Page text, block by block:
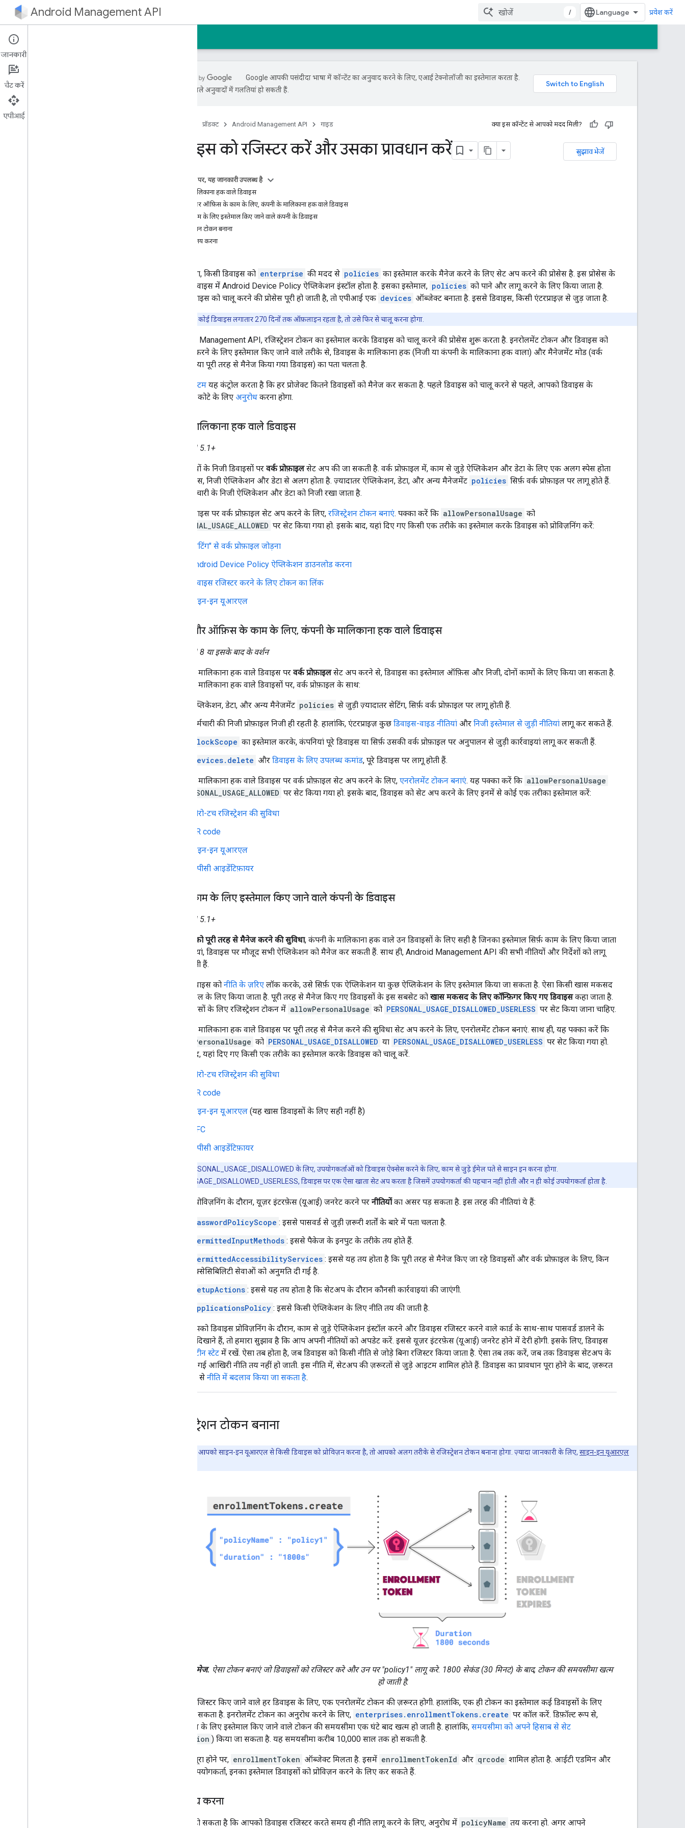
Android Management API / प्रवेश करें
शुरुआती जानकारी
क्विकस्टार्ट
Google आपकी पसंदीदा भाषा में कॉन्टेंट का अनुवाद करने के लिए, एआई टेक्नोलॉजी का इस्तेमाल करता है.
एआई से मिले अनुवादों में गलतियां हो सकती हैं.
प्रॉडक्ट Android Management API गाइड क्या इस कॉन्टेंट से आपको मदद मिली?
सुझाव भेजें
डिवाइस को रजिस्टर करें और उसका प्रावधान करें
इस पेज पर, यह जानकारी उपलब्ध है
निजी मालिकाना हक वाले डिवाइस
निजी और ऑफ़िस के काम के लिए, कंपनी के मालिकाना हक वाले डिवाइस
सिर्फ़ काम के लिए इस्तेमाल किए जाने वाले कंपनी के डिवाइस
रजिस्ट्रेशन टोकन बनाना
नीति तय करना
प्रोविज़निंग, किसी डिवाइस को enterprise की मदद से policies का इस्तेमाल करके मैनेज करने के लिए सेट अप करने की प्रोसेस है. इस प्रोसेस के
दौरान, डिवाइस में Android Device Policy ऐप्लिकेशन इंस्टॉल होता है. इसका इस्तेमाल, policies को पाने और लागू करने के लिए किया जाता है.
अगर डिवाइस को चालू करने की प्रोसेस पूरी हो जाती है, तो एपीआई एक devices ऑब्जेक्ट बनाता है. इससे डिवाइस, किसी एंटरप्राइज़ से जुड़ जाता है.
अगर कोई डिवाइस लगातार 270 दिनों तक ऑफ़लाइन रहता है, तो उसे फिर से चालू करना होगा.
Android Management API, रजिस्ट्रेशन टोकन का इस्तेमाल करके डिवाइस को चालू करने की प्रोसेस शुरू करता है. इनरोलमेंट टोकन और डिवाइस को
सेट अप करने के लिए इस्तेमाल किए जाने वाले तरीके से, डिवाइस के मालिकाना हक (निजी या कंपनी के मालिकाना हक वाला) और मैनेजमेंट मोड (वर्क
प्रोफ़ाइल या पूरी तरह से मैनेज किया गया डिवाइस) का पता चलता है.
कोटा सिस्टम यह कंट्रोल करता है कि हर प्रोजेक्ट कितने डिवाइसों को मैनेज कर सकता है. पहले डिवाइस को चालू करने से पहले, आपको डिवाइस के
शुरुआती कोटे के लिए अनुरोध करना होगा.
निजी मालिकाना हक वाले डिवाइस
Android 5.1+
कर्मचारियों के निजी डिवाइसों पर वर्क प्रोफ़ाइलसेट अप की जा सकती है. वर्क प्रोफ़ाइल में, काम से जुड़े ऐप्लिकेशन और डेटा के लिए एक अलग स्पेस होता
है. यह स्पेस, निजी ऐप्लिकेशन और डेटा से अलग होता है. ज़्यादातर ऐप्लिकेशन, डेटा, और अन्य मैनेजमेंट policies सिर्फ़ वर्क प्रोफ़ाइल पर लागू होते हैं.
वहीं, कर्मचारी के निजी ऐप्लिकेशन और डेटा को निजी रखा जाता है.
निजी डिवाइस पर वर्क प्रोफ़ाइल सेट अप करने के लिए, रजिस्ट्रेशन टोकन बनाएं. पक्का करें कि allowPersonalUsage को
PERSONAL_USAGE_ALLOWED पर सेट किया गया हो. इसके बाद, यहां दिए गए किसी एक तरीके का इस्तेमाल करके डिवाइस को प्रोविज़निंग करें:
"सेटिंग" से वर्क प्रोफ़ाइल जोड़ना
Android Device Policy ऐप्लिकेशन डाउनलोड करना
डिवाइस रजिस्टर करने के लिए टोकन का लिंक
साइन-इन यूआरएल
निजी और ऑफ़िस के काम के लिए, कंपनी के मालिकाना हक वाले डिवाइस
Android 8 या इसके बाद के वर्शन
कंपनी के मालिकाना हक वाले डिवाइस पर वर्क प्रोफ़ाइलसेट अप करने से, डिवाइस का इस्तेमाल ऑफ़िस और निजी, दोनों कामों के लिए किया जा सकता है.
कंपनी के मालिकाना हक वाले डिवाइसों पर, वर्क प्रोफ़ाइल के साथ:
ऐप्लिकेशन, डेटा, और अन्य मैनेजमेंट policies से जुड़ी ज़्यादातर सेटिंग, सिर्फ़ वर्क प्रोफ़ाइल पर लागू होती हैं.
कर्मचारी की निजी प्रोफ़ाइल निजी ही रहती है. हालांकि, एंटरप्राइज़ कुछ डिवाइस-वाइड नीतियां और निजी इस्तेमाल से जुड़ी नीतियां लागू कर सकते हैं.
blockScope का इस्तेमाल करके, कंपनियां पूरे डिवाइस या सिर्फ़ उसकी वर्क प्रोफ़ाइल पर अनुपालन से जुड़ी कार्रवाइयां लागू कर सकती हैं.
devices.delete और डिवाइस के लिए उपलब्ध कमांड, पूरे डिवाइस पर लागू होती हैं.
कंपनी के मालिकाना हक वाले डिवाइस पर वर्क प्रोफ़ाइल सेट अप करने के लिए, एनरोलमेंट टोकन बनाएं. यह पक्का करें कि allowPersonalUsage
PERSONAL_USAGE_ALLOWED पर सेट किया गया हो. इसके बाद, डिवाइस को सेट अप करने के लिए इनमें से कोई एक तरीका इस्तेमाल करें:
ज़ीरो-टच रजिस्ट्रेशन की सुविधा
QR code
साइन-इन यूआरएल
डीपीसी आइडेंटिफ़ायर
सिर्फ़ काम के लिए इस्तेमाल किए जाने वाले कंपनी के डिवाइस
Android 5.1+
डिवाइस को पूरी तरह से मैनेज करने की सुविधा, कंपनी के मालिकाना हक वाले उन डिवाइसों के लिए सही है जिनका इस्तेमाल सिर्फ़ काम के लिए किया जाता
है. कंपनियां, डिवाइस पर मौजूद सभी ऐप्लिकेशन को मैनेज कर सकती हैं. साथ ही, Android Management API की सभी नीतियों और निर्देशों को लागू
कर सकती हैं.
किसी डिवाइस को नीति के ज़रिए लॉक करके, उसे सिर्फ़ एक ऐप्लिकेशन या कुछ ऐप्लिकेशन के लिए इस्तेमाल किया जा सकता है. ऐसा किसी खास मकसद
या इस्तेमाल के लिए किया जाता है. पूरी तरह से मैनेज किए गए डिवाइसों के इस सबसेट को खास मकसद के लिए कॉन्फ़िगर किए गए डिवाइसकहा जाता है.
इन डिवाइसों के लिए रजिस्ट्रेशन टोकन में allowPersonalUsage को PERSONAL_USAGE_DISALLOWED_USERLESS पर सेट किया जाना चाहिए.
कंपनी के मालिकाना हक वाले डिवाइस पर पूरी तरह से मैनेज करने की सुविधा सेट अप करने के लिए, एनरोलमेंट टोकन बनाएं. साथ ही, यह पक्का करें कि
allowPersonalUsage को PERSONAL_USAGE_DISALLOWED या PERSONAL_USAGE_DISALLOWED_USERLESS पर सेट किया गया हो.
इसके बाद, यहां दिए गए किसी एक तरीके का इस्तेमाल करके डिवाइस को चालू करें.
ज़ीरो-टच रजिस्ट्रेशन की सुविधा
QR code
साइन-इन यूआरएल (यह खास डिवाइसों के लिए सही नहीं है)
NFC
डीपीसी आइडेंटिफ़ायर
PERSONAL_USAGE_DISALLOWED के लिए, उपयोगकर्ताओं को डिवाइस ऐक्सेस करने के लिए, काम से जुड़े ईमेल पते से साइन इन करना होगा.
PERSONAL_USAGE_DISALLOWED_USERLESS, डिवाइस पर एक ऐसा खाता सेट अप करता है जिसमें उपयोगकर्ता की पहचान नहीं होती और न ही कोई उपयोगकर्ता होता है.
डिवाइस प्रोविज़निंग के दौरान, यूज़र इंटरफ़ेस (यूआई) जनरेट करने पर नीतियोंका असर पड़ सकता है. इस तरह की नीतियां ये हैं:
PasswordPolicyScope : इससे पासवर्ड से जुड़ी ज़रूरी शर्तों के बारे में पता चलता है.
PermittedInputMethods : इससे पैकेज के इनपुट के तरीके तय होते हैं.
PermittedAccessibilityServices : इससे यह तय होता है कि पूरी तरह से मैनेज किए जा रहे डिवाइसों और वर्क प्रोफ़ाइल के लिए, किन
ऐक्सेसिबिलिटी सेवाओं को अनुमति दी गई है.
SetupActions : इससे यह तय होता है कि सेटअप के दौरान कौनसी कार्रवाइयां की जाएंगी.
ApplicationsPolicy : इससे किसी ऐप्लिकेशन के लिए नीति तय की जाती है.
अगर आपको डिवाइस प्रोविज़निंग के दौरान, काम से जुड़े ऐप्लिकेशन इंस्टॉल करने और डिवाइस रजिस्टर करने वाले कार्ड के साथ-साथ पासवर्ड डालने के
चरण भी दिखाने हैं, तो हमारा सुझाव है कि आप अपनी नीतियों को अपडेट करें. इससे यूज़र इंटरफ़ेस (यूआई) जनरेट होने में देरी होगी. इसके लिए, डिवाइस
क्वारंटीन स्टेट में रखें. ऐसा तब होता है, जब डिवाइस को किसी नीति से जोड़े बिना रजिस्टर किया जाता है. ऐसा तब तक करें, जब तक डिवाइस सेटअप के
लिए चुनी गई आखिरी नीति तय नहीं हो जाती. इस नीति में, सेटअप की ज़रूरतों से जुड़े आइटम शामिल होते हैं. डिवाइस का प्रावधान पूरा होने के बाद, ज़रूरत
के हिसाब से नीति में बदलाव किया जा सकता है.
रजिस्ट्रेशन टोकन बनाना
अगर आपको साइन-इन यूआरएल से किसी डिवाइस को प्रोविज़न करना है, तो आपको अलग तरीके से रजिस्ट्रेशन टोकन बनाना होगा. ज़्यादा जानकारी के लिए, साइन-इन यूआरएल
पहली इमेज. ऐसा टोकन बनाएं जो डिवाइसों को रजिस्टर करे और उन पर "policy1" लागू करे. 1800 सेकंड (30 मिनट) के बाद, टोकन की समयसीमा खत्म
हो जाती है.
आपको रजिस्टर किए जाने वाले हर डिवाइस के लिए, एक एनरोलमेंट टोकन की ज़रूरत होगी. हालांकि, एक ही टोकन का इस्तेमाल कई डिवाइसों के लिए
किया जा सकता है. इनरोलमेंट टोकन का अनुरोध करने के लिए, enterprises.enrollmentTokens.create पर कॉल करें. डिफ़ॉल्ट रूप से,
रजिस्ट्रेशन के लिए इस्तेमाल किए जाने वाले टोकन की समयसीमा एक घंटे बाद खत्म हो जाती है. हालांकि, समयसीमा को अपने हिसाब से सेट
duration ) किया जा सकता है. यह समयसीमा करीब 10,000 साल तक हो सकती है.
अनुरोध पूरा होने पर, enrollmentToken ऑब्जेक्ट मिलता है. इसमें enrollmentTokenId और qrcode शामिल होता है. आईटी एडमिन और
असली उपयोगकर्ता, इनका इस्तेमाल डिवाइसों को प्रोविज़न करने के लिए कर सकते हैं.
नीति तय करना
ऐसा भी हो सकता है कि आपको डिवाइस रजिस्टर करते समय ही नीति लागू करने के लिए, अनुरोध में policyName तय करना हो. अगर आपने
जानकारी
चैट करें
एपीआई